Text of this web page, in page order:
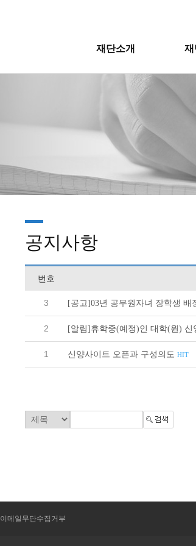
재단소개 재
공지사항
번호
3 [공고]03년 공무원자녀 장학생 배
2 [알림]휴학중(예정)인 대학(원) 신
1 신양사이트 오픈과 구성의도 HIT
이메일무단수집거부